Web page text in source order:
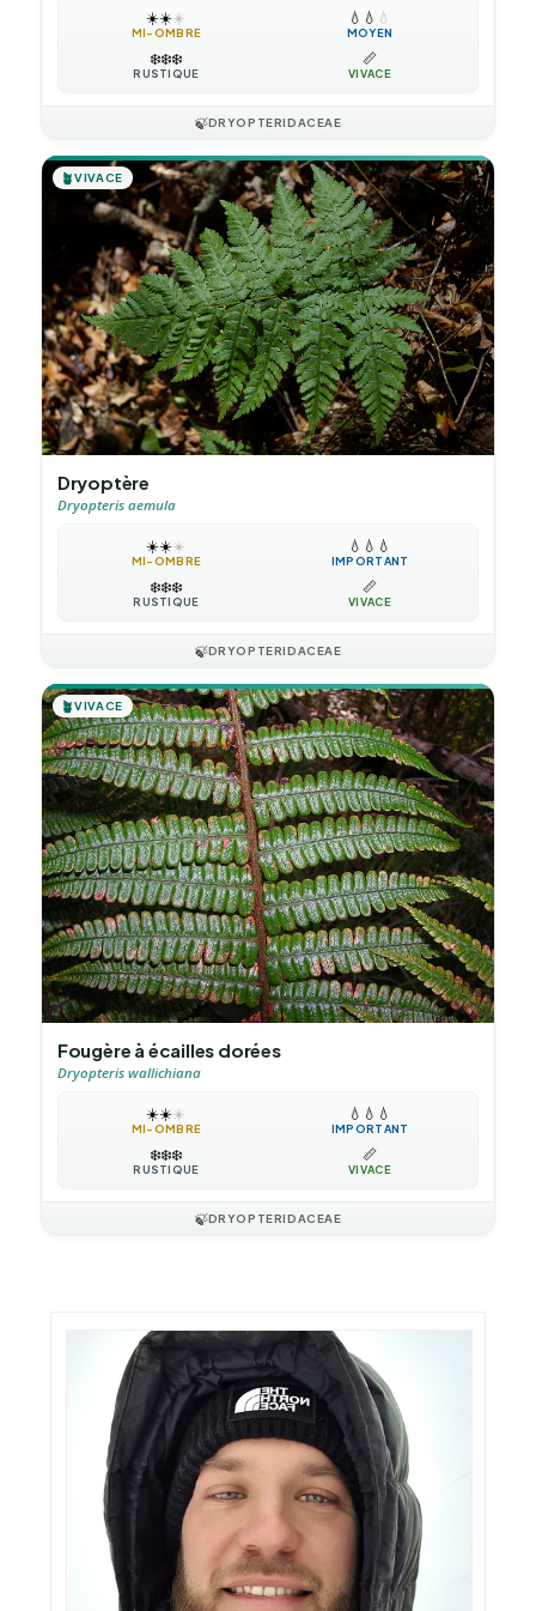
☀️☀️☀️
MI-OMBRE
💧 💧 💧
MOYEN
❄️❄️❄️
RUSTIQUE
📏
VIVACE
🍃DRYOPTERIDACEAE
🪴VIVACE
Dryoptère
Dryopteris aemula
☀️☀️☀️
MI-OMBRE
💧 💧 💧
IMPORTANT
❄️❄️❄️
RUSTIQUE
📏
VIVACE
🍃DRYOPTERIDACEAE
🪴VIVACE
Fougère à écailles dorées
Dryopteris wallichiana
☀️☀️☀️
MI-OMBRE
💧 💧 💧
IMPORTANT
❄️❄️❄️
RUSTIQUE
📏
VIVACE
🍃DRYOPTERIDACEAE